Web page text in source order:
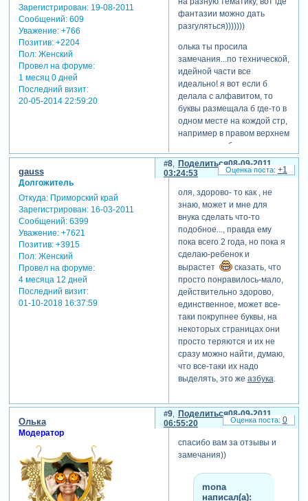
Зарегистрирован: 19-08-2011
Сообщений:609
Уважение: +766
Позитив: +2204
Пол:Женский
Провел на форуме:
1 месяц 0 дней
Последний визит:
20-05-2014 22:59:20
фантазии можно дать
разгуляться)))))))
олька ты просила
замечания...по технической,
идейной части все
идеально! я вот если б
делала с алфавитом, то
буквы размещала б где-то в
одном месте на кождой стр,
например в правом верхнем
углу. они как бы теряются
на фоне, но вообще то
может и не обязательно, но
соображениям, сделала б
так.
отредактировано
кристин.ка (07-09-2011
23:47:33)
Поделиться
8
08-09-2011
03:24:53
gauss
Долгожитель
Откуда:Приморский край
Зарегистрирован: 16-03-2011
Сообщений:6399
Уважение: +7621
Позитив: +3915
Пол:Женский
Провел на форуме:
4 месяца 12 дней
Последний визит:
01-10-2018 16:37:59
оля, здорово- то как , не
знаю, может и мне для
внука сделать что-то
подобное..., правда ему
пока всего 2 года, но пока я
сделаю-ребенок и
вырастет
сказать, что
просто понравилось-мало,
действительно здорово,
единственное, может все-
таки покрупнее буквы, на
некоторых страницах они
просто теряются и их не
сразу можно найти, думаю,
что все-таки их надо
выделять, это же азбука.
+1
Поделиться
9
08-09-2011
06:55:20
Олька
Модератор
спасибо вам за отзывы и
замечания))
mona
написал(а):
0